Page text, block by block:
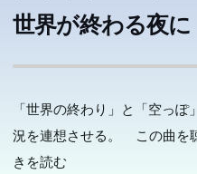
世界が終わる夜に
「世界の終わり」と「空っ
況を連想させる。 この曲を
きを読む